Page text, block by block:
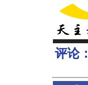
评论：